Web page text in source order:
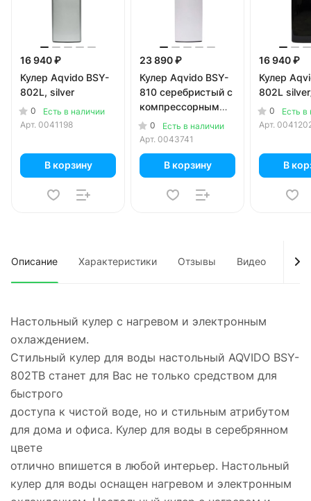
16 940 ₽
Кулер Aqvido BSY-
802L, silver
0
Есть в наличии
Арт. 0041198
В корзину
23 890 ₽
Кулер Aqvido BSY-
810 серебристый с
компрессорным
охлаждением
0
Есть в наличии
Арт. 0043741
В корзину
16 940 ₽
Кулер
802L
0
Есть в
Арт.
В
Описание Характеристики Отзывы Видео
Настольный кулер с нагревом и электронным
охлаждением.
Стильный кулер для воды настольный AQVIDO BSY-
802ТВ станет для Вас не только средством для
быстрого
доступа к чистой воде, но и стильным атрибутом
для дома и офиса. Кулер для воды в серебрянном
цвете
отлично впишется в любой интерьер. Настольный
кулер для воды оснащен нагревом и электронным